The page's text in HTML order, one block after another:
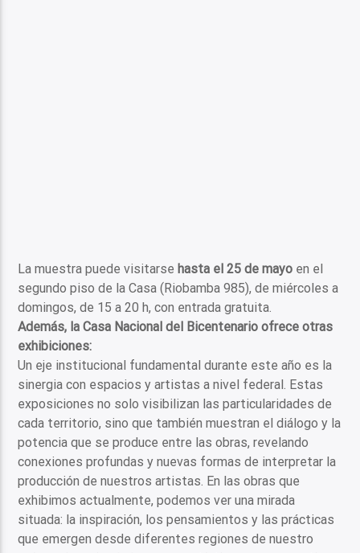
La muestra puede visitarse hasta el 25 de mayo en el
segundo piso de la Casa (Riobamba 985), de miércoles a
domingos, de 15 a 20 h, con entrada gratuita.
Además, la Casa Nacional del Bicentenario ofrece otras
exhibiciones:
Un eje institucional fundamental durante este año es la
sinergia con espacios y artistas a nivel federal. Estas
exposiciones no solo visibilizan las particularidades de
cada territorio, sino que también muestran el diálogo y la
potencia que se produce entre las obras, revelando
conexiones profundas y nuevas formas de interpretar la
producción de nuestros artistas. En las obras que
exhibimos actualmente, podemos ver una mirada
situada: la inspiración, los pensamientos y las prácticas
que emergen desde diferentes regiones de nuestro